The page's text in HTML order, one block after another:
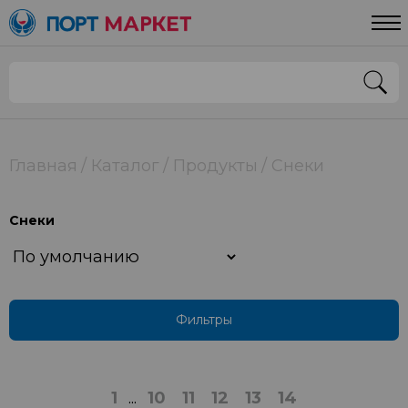
Главная Каталог Продукты Снеки
Снеки
Фильтры
Применить
1 ... 10 11 12 13 14